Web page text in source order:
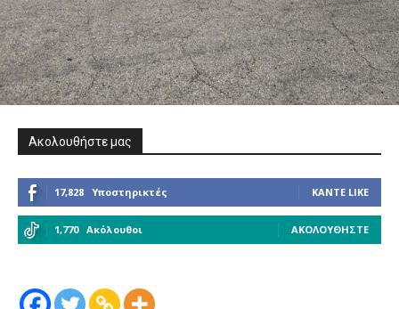
Ακολουθήστε μας
17,828 Υποστηρικτές ΚΆΝΤΕ LIKE
1,770 Ακόλουθοι ΑΚΟΛΟΥΘΉΣΤΕ